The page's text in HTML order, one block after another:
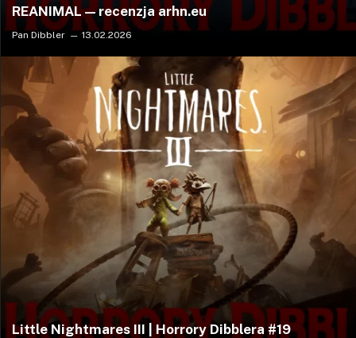
REANIMAL — recenzja arhn.eu
Pan Dibbler 13.02.2026
Little Nightmares III | Horrory Dibblera #19